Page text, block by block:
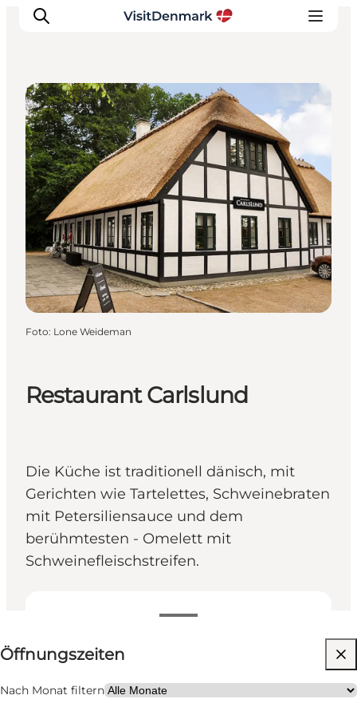
Inspiration
Regionen
Erlebnisse
Unterkünfte
Reiseplanung
Restaurant Carlslund
Die Küche ist traditionell dänisch, mit
Gerichten wie Tartelettes, Schweinebraten
mit Petersiliensauce und dem
berühmtesten - Omelett mit
Schweinefleischstreifen.
Öffnungszeiten anzeigen
Öffnungszeiten
Nach Monat filtern
Website besuchen
Mein Partner, Freunde
Restaurants
Foto: Lone Weideman